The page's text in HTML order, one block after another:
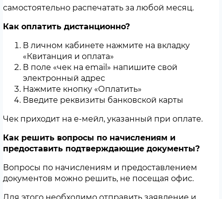
самостоятельно распечатать за любой месяц.
Как оплатить дистанционно?
В личном кабинете нажмите на вкладку
«Квитанция и оплата»
В поле «чек на email» напишите свой
электронный адрес
Нажмите кнопку «Оплатить»
Введите реквизиты банковской карты
Чек приходит на е-мейл, указанный при оплате.
Как решить вопросы по начислениям и
предоставить подтверждающие документы?
Вопросы по начислениям и предоставлением
документов можно решить, не посещая офис.